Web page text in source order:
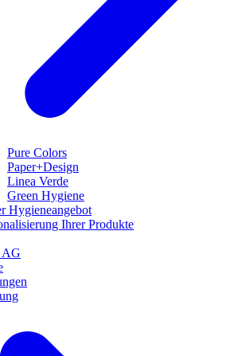
Pure Colors
Paper+Design
Linea Verde
Green Hygiene
Hygieneangebot
Ihrer Produkte
AG